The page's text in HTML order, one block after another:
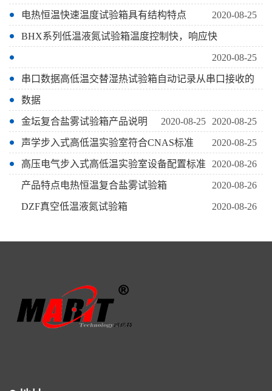
电热恒温快速温度试验箱具有结构特点 2020-08-25
BHX系列低温液氮试验箱温度控制快，响应快
2020-08-25
串口数据高低温交替湿热试验箱自动记录从串口接收的
数据
2020-08-25
金坛复合盐雾试验箱产品说明 2020-08-25
声学步入式高低温实验室符合CNAS标准 2020-08-25
高压电气步入式高低温实验室设备配置标准 2020-08-26
产品特点电热恒温复合盐雾试验箱 2020-08-26
DZF真空低温液氮试验箱 2020-08-26